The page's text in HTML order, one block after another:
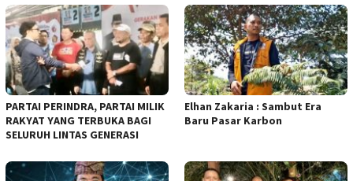
PARTAI PERINDRA, PARTAI MILIK
RAKYAT YANG TERBUKA BAGI
SELURUH LINTAS GENERASI
Elhan Zakaria : Sambut Era
Baru Pasar Karbon